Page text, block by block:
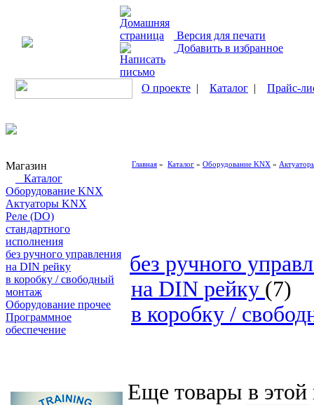
Версия для печати
Добавить в избранное
О проекте | Каталог | Прайс-
Магазин
Каталог
Оборудование KNX
Актуаторы KNX
Реле (DO)
стандартного
исполнения
без ручного управления
на DIN рейку
в коробку / свободный
монтаж
Оборудование прочее
Программное
обеспечение
Главная » Каталог » Оборудование KNX »
без ручного
на DIN рейку (7)
в коробку /
Еще товары в этой